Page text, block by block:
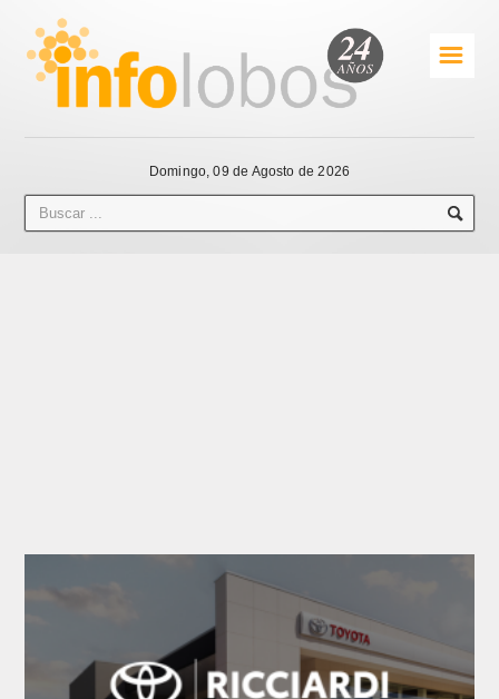
☰
Domingo, 09 de Agosto de 2026